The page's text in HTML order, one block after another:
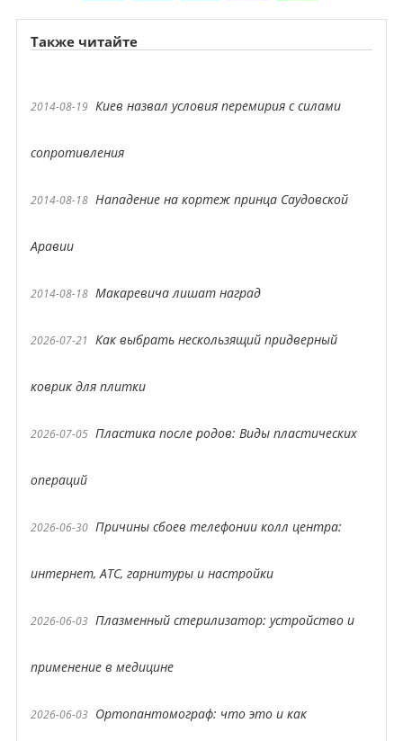
Также читайте
2014-08-19 Киев назвал условия перемирия с силами
сопротивления
2014-08-18 Нападение на кортеж принца Саудовской
Аравии
2014-08-18 Макаревича лишат наград
2026-07-21 Как выбрать нескользящий придверный
коврик для плитки
2026-07-05 Пластика после родов: Виды пластических
операций
2026-06-30 Причины сбоев телефонии колл центра:
интернет, АТС, гарнитуры и настройки
2026-06-03 Плазменный стерилизатор: устройство и
применение в медицине
2026-06-03 Ортопантомограф: что это и как